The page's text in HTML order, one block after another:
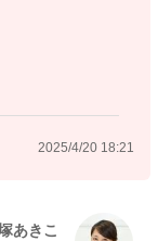
2025/4/20 18:21
あきこ